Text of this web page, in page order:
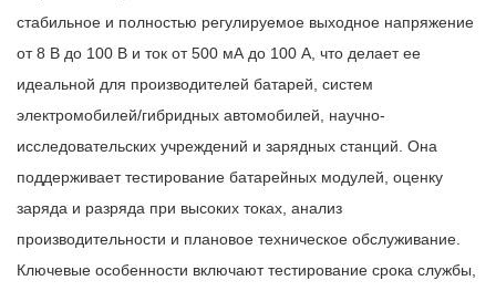
стабильное и полностью регулируемое выходное напряжение
от 8 В до 100 В и ток от 500 мА до 100 А, что делает ее
идеальной для производителей батарей, систем
электромобилей/гибридных автомобилей, научно-
исследовательских учреждений и зарядных станций. Она
поддерживает тестирование батарейных модулей, оценку
заряда и разряда при высоких токах, анализ
производительности и плановое техническое обслуживание.
Ключевые особенности включают тестирование срока службы,